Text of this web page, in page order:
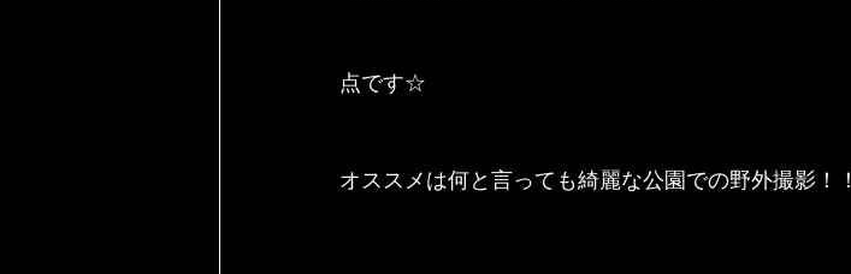
点です☆
オススメは何と言っても綺麗な公園での野外撮影！！